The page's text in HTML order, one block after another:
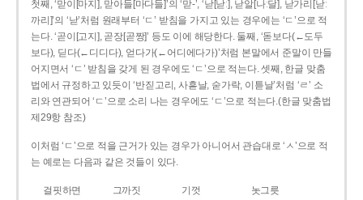
첫째, ‘맏이[마지], 맏아들[마다들]’의 ‘맏-’, ‘낟[낟ː], 낟알[나ː달], 낟가리[낟ː
까리]’의 ‘낟’처럼 원래부터 ‘ㄷ’ 받침을 가지고 있는 경우에는 ‘ㄷ’으로 적
는다. ‘곧이[고지], 곧장[곧짱]’ 등도 이에 해당한다. 둘째, ‘돋보다(←도두
보다), 딛다(←디디다), 얻다가(←어디에다가)’처럼 본말에서 준말이 만들
어지면서 ‘ㄷ’ 받침을 갖게 된 경우에도 ‘ㄷ’으로 적는다. 셋째, 한글 맞춤
법에서 규정하고 있듯이 ‘반짇고리, 사흗날, 숟가락, 이튿날’처럼 ‘ㄹ’ 소
리와 연관되어 ‘ㄷ’으로 소리 나는 경우에도 ‘ㄷ’으로 적는다.(한글 맞춤법
제29항 참조)
이처럼 ‘ㄷ’으로 적을 근거가 있는 경우가 아니어서 관습대로 ‘ㅅ’으로 적
는 예로는 다음과 같은 것들이 있다.
걸핏하면 그까짓 기껏
놋그릇